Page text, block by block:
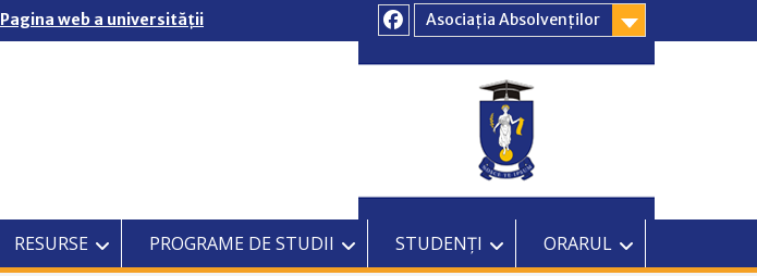
Pagina web a universității
Asociația Absolvenților
RESURSE PROGRAME DE STUDII STUDENȚI ORARUL